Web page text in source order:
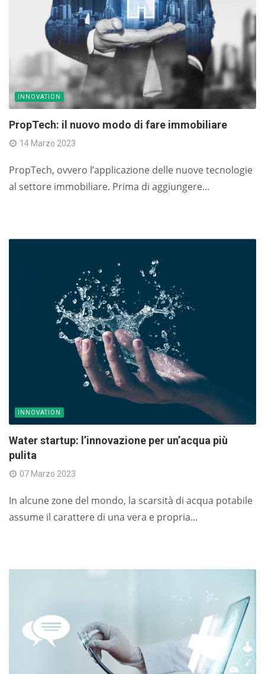
INNOVATION
PropTech: il nuovo modo di fare immobiliare
14 Marzo 2023
PropTech, ovvero l’applicazione delle nuove tecnologie
al settore immobiliare. Prima di aggiungere...
INNOVATION
Water startup: l’innovazione per un’acqua più
pulita
07 Marzo 2023
In alcune zone del mondo, la scarsità di acqua potabile
assume il carattere di una vera e propria...